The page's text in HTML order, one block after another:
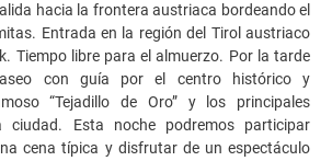
hacia la frontera austriaca bordeando el
Entrada en la región del Tirol austriaco
Tiempo libre para el almuerzo. Por la tarde
con guía por el centro histórico y
“Tejadillo de Oro” y los principales
ciudad. Esta noche podremos participar
cena típica y disfrutar de un espectáculo